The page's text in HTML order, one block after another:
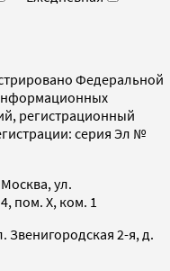
Федеральной
регистрационный
серия Эл №
ул.
пом. X, ком. 1
Звенигородская 2-я, д.